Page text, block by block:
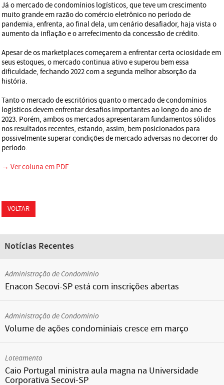
Já o mercado de condomínios logísticos, que teve um crescimento
muito grande em razão do comércio eletrônico no período de
pandemia, enfrenta, ao final dela, um cenário desafiador, haja vista o
aumento da inflação e o arrefecimento da concessão de crédito.
Apesar de os marketplaces começarem a enfrentar certa ociosidade em
seus estoques, o mercado continua ativo e superou bem essa
dificuldade, fechando 2022 com a segunda melhor absorção da
história.
Tanto o mercado de escritórios quanto o mercado de condomínios
logísticos devem enfrentar desafios importantes ao longo do ano de
2023. Porém, ambos os mercados apresentaram fundamentos sólidos
nos resultados recentes, estando, assim, bem posicionados para
possivelmente superar condições de mercado adversas no decorrer do
período.
→ Ver coluna em PDF
VOLTAR
Notícias Recentes
Administração de Condomínio
Enacon Secovi-SP está com inscrições abertas
Administração de Condomínio
Volume de ações condominiais cresce em março
Loteamento
Caio Portugal ministra aula magna na Universidade
Corporativa Secovi-SP